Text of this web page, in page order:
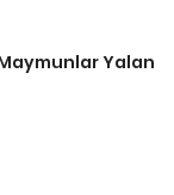
Yalan